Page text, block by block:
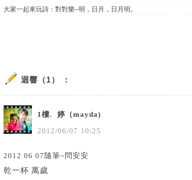
大家一起來玩詩：對對樂--明，日月，日月明。
迴響（1） ：
1樓. 婷（mayda)
2012/06/07 10:25
2012 06 07隨筆~問安安
乾一杯 萬歲